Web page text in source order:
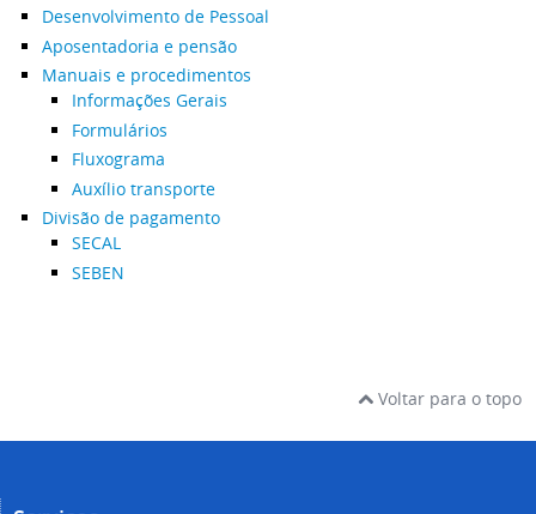
Desenvolvimento de Pessoal
Aposentadoria e pensão
Manuais e procedimentos
Informações Gerais
Formulários
Fluxograma
Auxílio transporte
Divisão de pagamento
SECAL
SEBEN
Voltar para o topo